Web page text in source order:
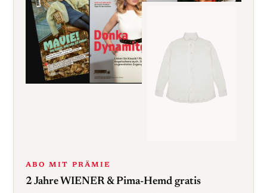
ABO MIT PRÄMIE
2 Jahre WIENER & Pima-Hemd gratis